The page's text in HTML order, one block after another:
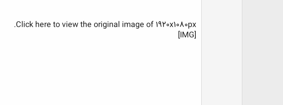
Click here to view the original image of 1920x1080px.
[IMG]